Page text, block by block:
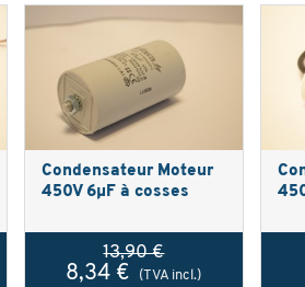
Condensateur Moteur
450V 6µF à cosses
13,90 €
8,34 €
(TVA incl.)